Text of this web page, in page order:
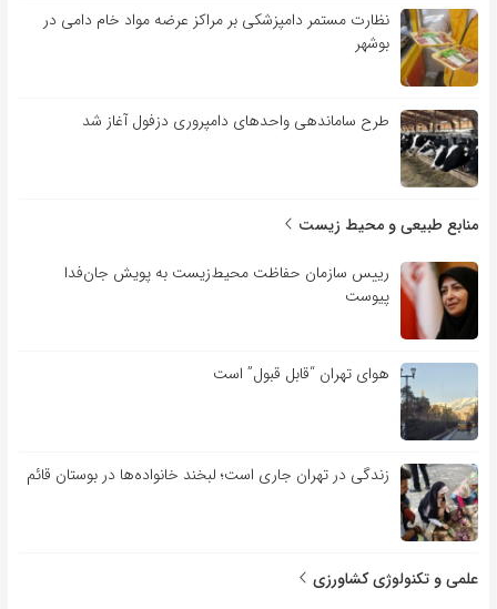
نظارت مستمر دامپزشکی بر مراکز عرضه مواد خام دامی در
بوشهر
طرح ساماندهی واحدهای دامپروری دزفول آغاز شد
منابع طبیعی و محیط زیست
رییس سازمان حفاظت محیط‌زیست به پویش جان‌فدا
پیوست
هوای تهران “قابل قبول” است
زندگی در تهران جاری است؛ لبخند خانواده‌ها در بوستان قائم
علمی و تکنولوژی کشاورزی